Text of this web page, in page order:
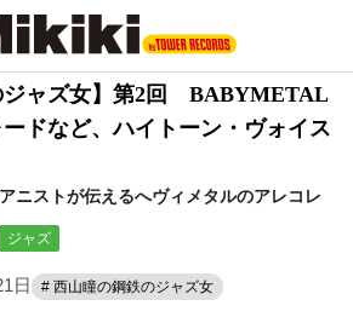
ジャズ女】第2回 BABYMETAL
ドなど、ハイトーン・ヴォイス
ニストが伝えるへヴィメタルのアレコレ
ジャズ
日 # 西山瞳の鋼鉄のジャズ女